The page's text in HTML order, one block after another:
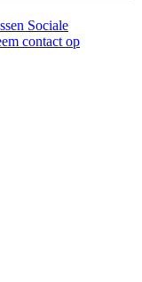
Sociale
contact op